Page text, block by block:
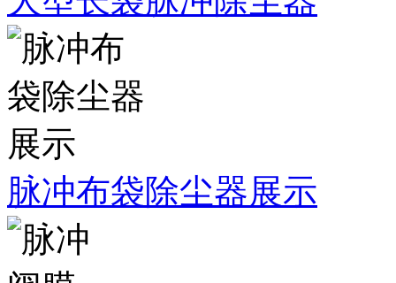
脉冲布袋除尘器展示